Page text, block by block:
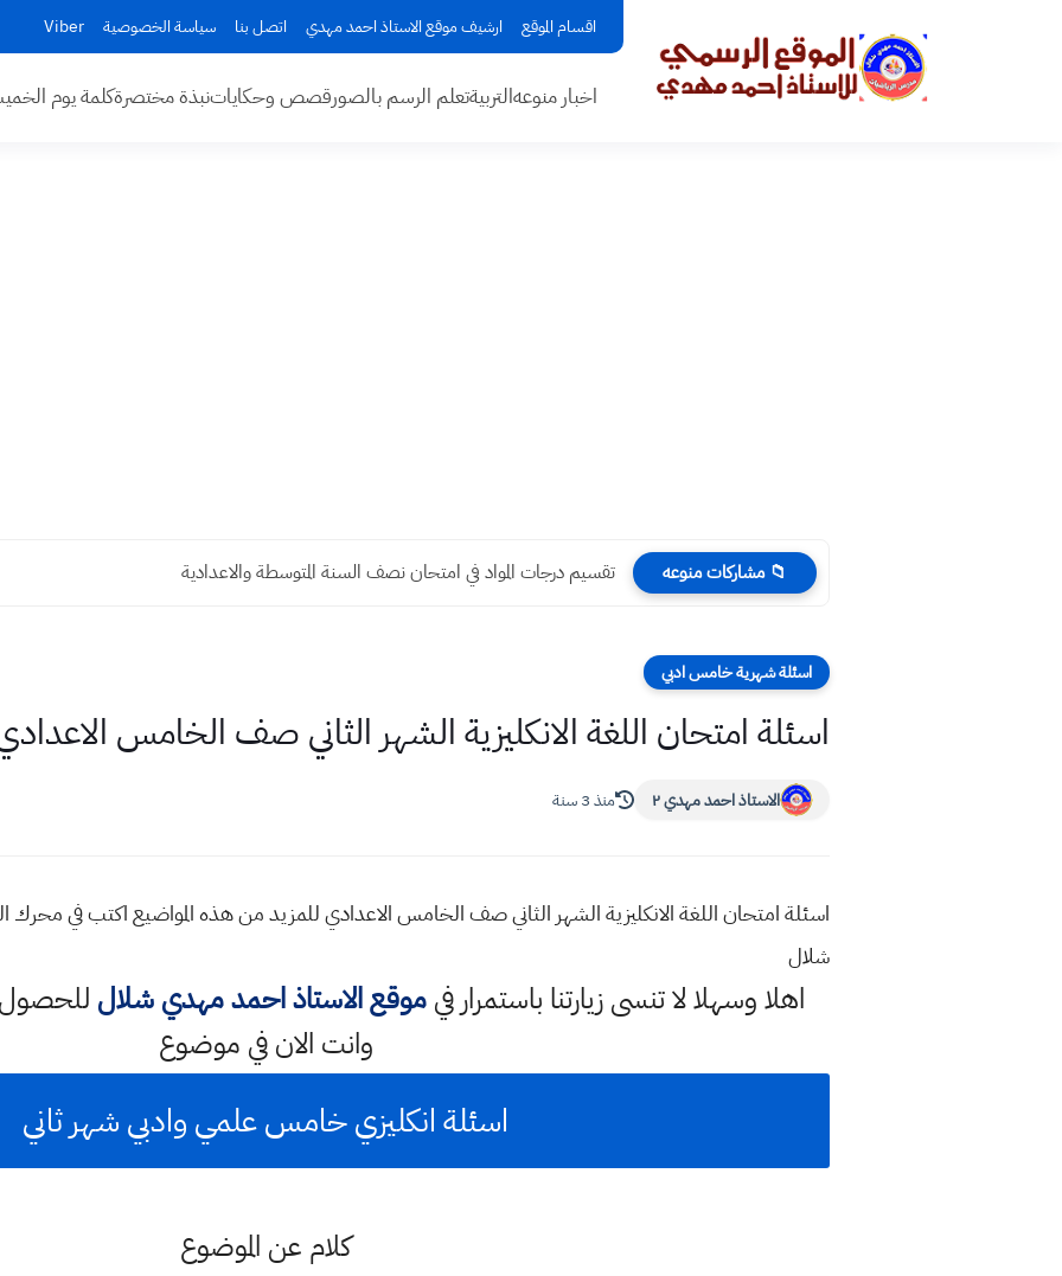
اقسام الموقع ارشيف موقع الاستاذ احمد مهدي اتصل بنا سياسة الخصوصية Viber
اخبار منوعهالتربيةتعلم الرسم بالصورقصص وحكاياتنبذة مختصرةكلمة يوم
📁 مشاركات منوعه تقسيم درجات المواد في امتحان نصف السنة المتوسطة والاعدادية
اسئلة شهرية خامس ادبي
اسئلة امتحان اللغة الانكليزية الشهر الثاني صف الخامس
الاستاذ احمد مهدي ٢ منذ 3 سنة
اسئلة امتحان اللغة الانكليزية الشهر الثاني صف الخامس الاعدادي للمزيد من هذه المواضيع اكتب في
شلال
اهلا وسهلالا تنسى زيارتنا باستمرار فيموقع الاستاذ احمد مهدي شلال
وانت الان في موضوع
اسئلة انكليزي خامس علمي وادبي شهر ثاني
كلام عن الموضوع